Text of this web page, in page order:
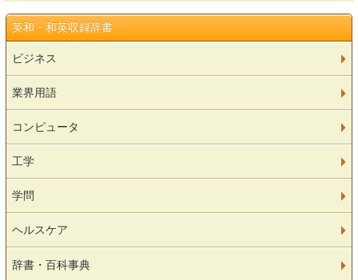
英和・和英収録辞書
ビジネス
業界用語
コンピュータ
工学
学問
ヘルスケア
辞書・百科事典